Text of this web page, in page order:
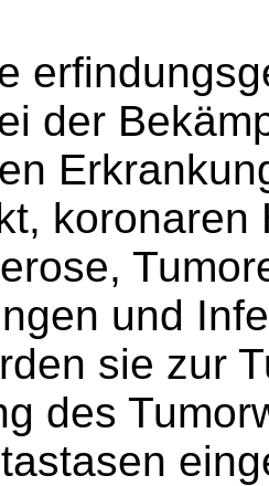
der
koronaren
und
sie zur
des